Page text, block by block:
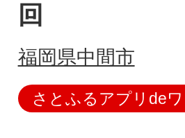
回
福岡県中間市
さとふるアプリde